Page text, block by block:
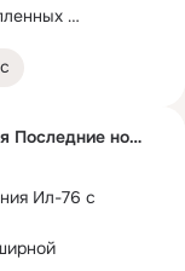
Поехали Россия-Донбасс-Германия Последние новости
Ил-76 с